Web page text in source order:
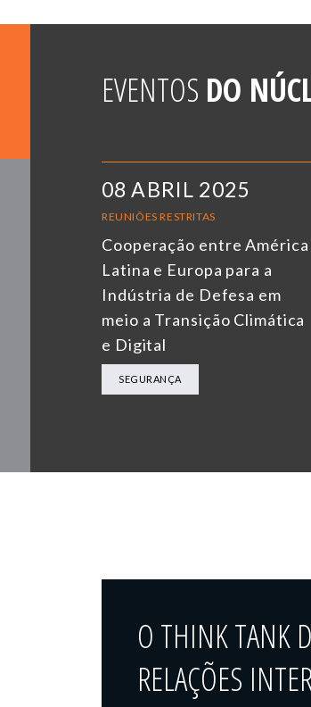
EVENTOS DO
08 ABRIL 2025
REUNIÕES RESTRITAS
Cooperação entre América
Latina e Europa para a
Indústria de Defesa em
meio a Transição Climática
e Digital
SEGURANÇA
O THINK TANK
RELAÇÕES